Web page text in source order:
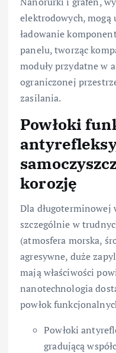
elektrodowych,
ładowanie
panelu, tworząc
moduły przydatne w
ograniczonej
zasilania.
Powłoki
korozję
Dla długoterminowej
szczególnie w
(atmosfera morska,
agresywne, duże
mają właściwości
nanotechnologia
powłok
Powłoki
gradującą